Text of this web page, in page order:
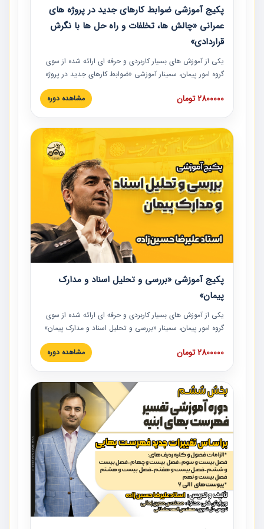
پکیج آموزشی ضوابط کارهای جدید در پروژه های
عمرانی «چالش ها، تخلفات و راه حل ها با نگرش
قراردادی»
یکی از آموزش‏‏‏‏‏‏ های بسیار کاربردی و حرفه‏ ای ارائه شده از سوی
گروه امور پیمان، سمینار آموزشی «ضوابط کارهای جدید در پروژه
های عمرانی» چالش ها، تخلفات و راه حل ها با نگرش قراردادی
است که در محل سندیکای شرکت های ساختمانی کشور ارائه شد.
مدارک پیمان به همراه تجربیات عملی ارائه شده است.
2800000 تومان مشاهده دوره
پکیج آموزشی «بررسی و تحلیل اسناد و مدارک
پیمان»
یکی از آموزش‏‏‏‏‏‏ های بسیار کاربردی و حرفه‏ ای ارائه شده از سوی
گروه امور پیمان، سمینار «بررسی و تحلیل اسناد و مدارک پیمان»
است که در دانشگاه صنعتی شریف ارائه شد. در این آموزش
نکات کلیدی مربوط به اسناد و مدارک پیمان، اولویت بندی اسناد
پیمان به همراه تجربیات عملی در این خصوص ارائه شده است.
2800000 تومان مشاهده دوره